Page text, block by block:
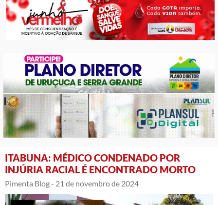
ITABUNA: MÉDICO CONDENADO POR
INJÚRIA RACIAL É ENCONTRADO MORTO
Pimenta Blog - 21 de novembro de 2024